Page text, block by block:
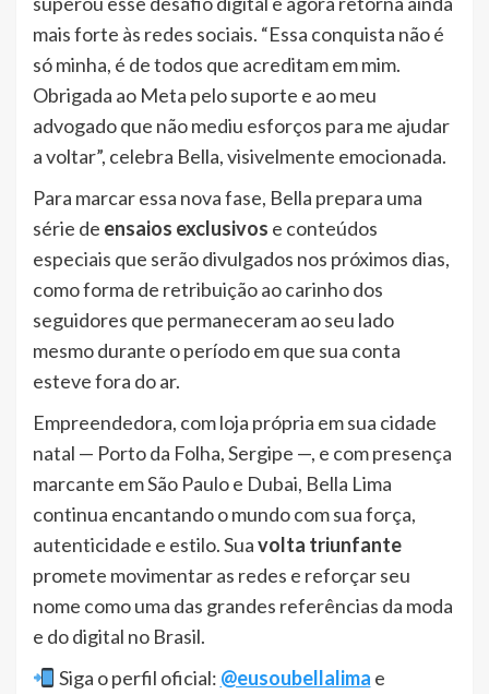
mais forte às redes sociais. “Essa conquista não é
só minha, é de todos que acreditam em mim.
Obrigada ao Meta pelo suporte e ao meu
advogado que não mediu esforços para me ajudar
a voltar”, celebra Bella, visivelmente emocionada.
Para marcar essa nova fase, Bella prepara uma
série de ensaios exclusivos e conteúdos
especiais que serão divulgados nos próximos dias,
como forma de retribuição ao carinho dos
seguidores que permaneceram ao seu lado
mesmo durante o período em que sua conta
esteve fora do ar.
Empreendedora, com loja própria em sua cidade
natal — Porto da Folha, Sergipe —, e com presença
marcante em São Paulo e Dubai, Bella Lima
continua encantando o mundo com sua força,
autenticidade e estilo. Suavolta triunfante
promete movimentar as redes e reforçar seu
nome como uma das grandes referências da moda
e do digital no Brasil.
Siga o perfil oficial: @eusoubellalima e